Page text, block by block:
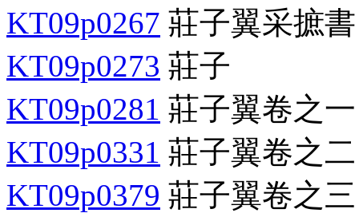
KT09p0267 莊子翼采摭
KT09p0273 莊子
KT09p0281 莊子翼卷之一
KT09p0331 莊子翼卷之二
KT09p0379 莊子翼卷之三